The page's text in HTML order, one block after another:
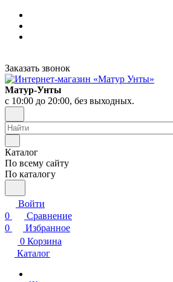
Заказать звонок
Матур-Унты
с 10:00 до 20:00, без выходных.
Каталог
По всему сайту
По каталогу
Войти
0
Сравнение
0
Избранное
0 Корзина
Каталог